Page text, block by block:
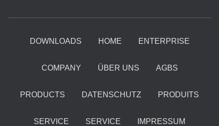
DOWNLOADS HOME ENTERPRISE
COMPANY ÜBER UNS AGBS
PRODUCTS DATENSCHUTZ PRODUITS
SERVICE SERVICE IMPRESSUM